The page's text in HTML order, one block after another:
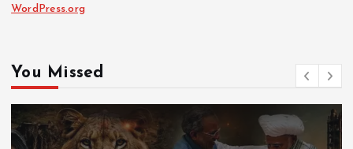
WordPress.org
You Missed